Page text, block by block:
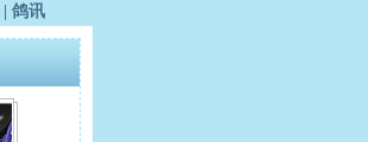
鸽讯